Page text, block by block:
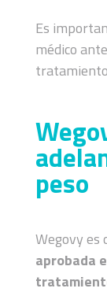
Es
médico
peso
Wegovy es
aprobada